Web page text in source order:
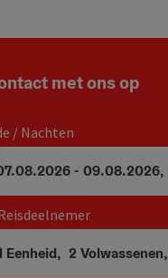
met ons op
/ Nachten
aankomst en vertrek
- 09.08.2026,
en persoonsvelden
Eenheid, 2 Volwassenen,